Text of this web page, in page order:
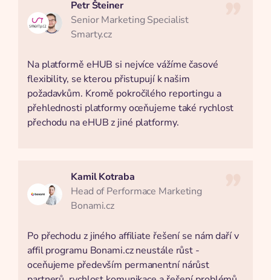
Petr Šteiner
Senior Marketing Specialist
Smarty.cz
Na platformě eHUB si nejvíce vážíme časové
flexibility, se kterou přistupují k našim
požadavkům. Kromě pokročilého reportingu a
přehlednosti platformy oceňujeme také rychlost
přechodu na eHUB z jiné platformy.
Kamil Kotraba
Head of Performace Marketing
Bonami.cz
Po přechodu z jiného affiliate řešení se nám daří v
affil programu Bonami.cz neustále růst -
oceňujeme především permanentní nárůst